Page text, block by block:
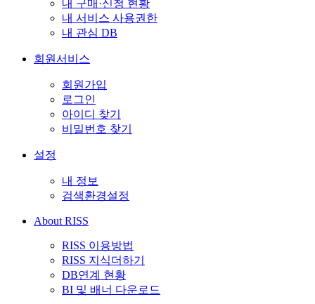
내 구매·신청 현황
내 서비스 사용권한
내 관심 DB
회원서비스
회원가입
로그인
아이디 찾기
비밀번호 찾기
설정
내 정보
검색환경설정
About RISS
RISS 이용방법
RISS 지식더하기
DB연계 현황
BI 및 배너 다운로드